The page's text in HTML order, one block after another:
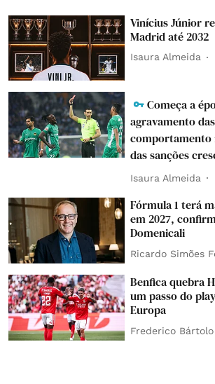
Vinícius Júnior
Madrid até 2032
Isaura Almeida
Começa a
agravamento
das sanções
Isaura Almeida
Fórmula 1 terá
em 2027,
Domenicali
Ricardo Simões
Benfica quebra
um passo do
Europa
Frederico Bártolo